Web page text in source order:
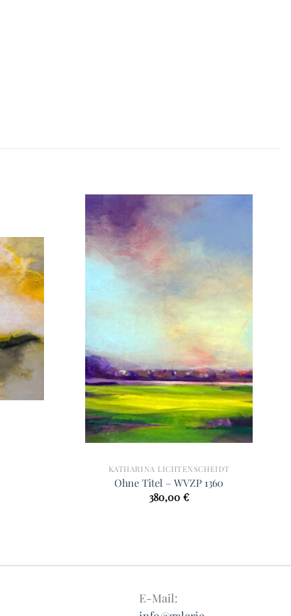
KATHARINA LICHTENSCHEIDT
Ohne Titel – WVZP 1360
380,00€
E-Mail: